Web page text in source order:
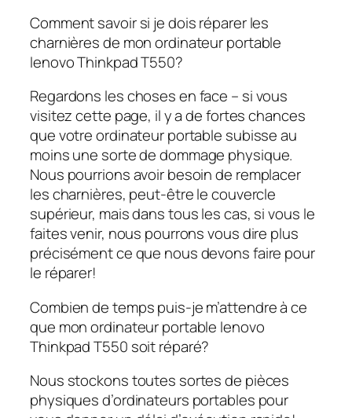
Comment savoir si je dois réparer les
charnières de mon ordinateur portable
lenovo Thinkpad T550?
Regardons les choses en face – si vous
visitez cette page, il y a de fortes chances
que votre ordinateur portable subisse au
moins une sorte de dommage physique.
Nous pourrions avoir besoin de remplacer
les charnières, peut-être le couvercle
supérieur, mais dans tous les cas, si vous le
faites venir, nous pourrons vous dire plus
précisément ce que nous devons faire pour
le réparer!
Combien de temps puis-je m’attendre à ce
que mon ordinateur portable lenovo
Thinkpad T550 soit réparé?
Nous stockons toutes sortes de pièces
physiques d’ordinateurs portables pour